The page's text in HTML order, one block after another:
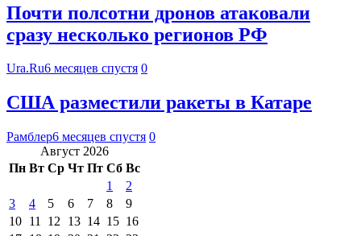
Почти полсотни дронов атаковали
сразу несколько регионов РФ
Ura.Ru6 месяцев спустя 0
США разместили ракеты в Катаре
Рамблер6 месяцев спустя 0
Август 2026
Пн Вт Ср Чт Пт Сб Вс
1
2
3
4 5 6 7 8
9
10 11 12 13 14 15 16